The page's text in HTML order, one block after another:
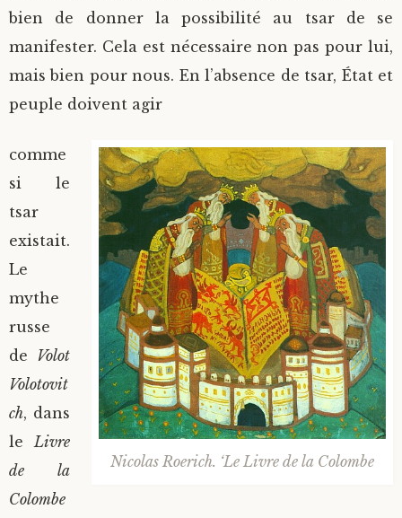
bien de donner la possibilité au tsar de se
manifester. Cela est nécessaire non pas pour lui,
mais bien pour nous. En l’absence de tsar, État et
peuple doivent agir
Nicolas Roerich. ‘Le Livre de la Colombe
comme
si le
tsar
existait.
Le
mythe
russe
de Volot
Volotovit
ch, dans
leLivre
de la
Colombe